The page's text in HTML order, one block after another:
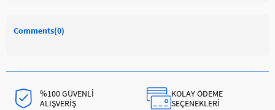
Comments(0)
%100 GÜVENLİ
ALIŞVERİŞ
KOLAY ÖDEME
SEÇENEKLERİ